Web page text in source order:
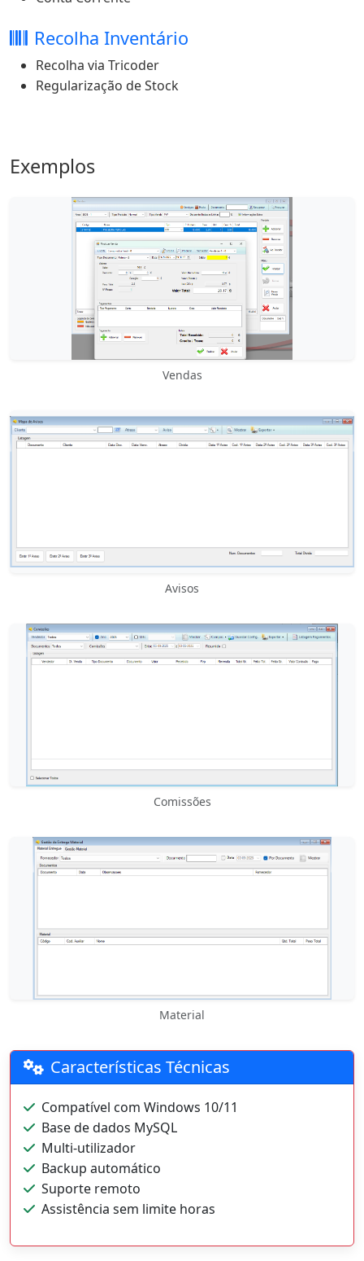
Recolha Inventário
Recolha via Tricoder
Regularização de Stock
Exemplos
Vendas
Avisos
Comissões
Material
Características Técnicas
Compatível com Windows 10/11
Base de dados MySQL
Multi-utilizador
Backup automático
Suporte remoto
Assistência sem limite horas